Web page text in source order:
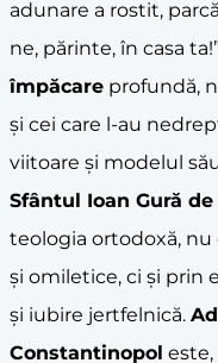
adunare a rostit,
ne, părinte, în casa
împăcare profundă,
și cei care l-au
viitoare și modelul
Sfântul Ioan Gură
teologia ortodoxă, nu
și omiletice, ci și prin
și iubire jertfelnică.
Constantinopol